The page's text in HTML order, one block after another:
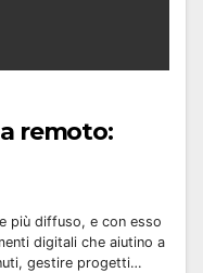
remoto:
più diffuso, e con esso
digitali che aiutino a
gestire progetti…